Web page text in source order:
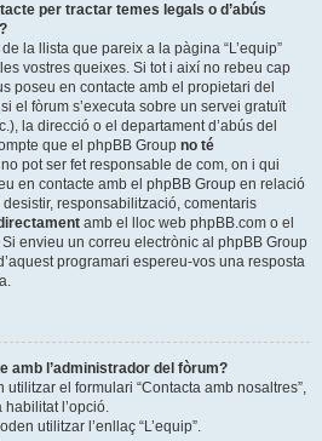
per tractar temes legals o d’abús
la llista que pareix a la pàgina “L’equip”
vostres queixes. Si tot i així no rebeu cap
poseu en contacte amb el propietari del
el fòrum s’executa sobre un servei gratuït
la direcció o el departament d’abús del
que el phpBB Group no té
pot ser fet responsable de com, on i qui
en contacte amb el phpBB Group en relació
responsabilització, comentaris
amb el lloc web phpBB.com o el
envieu un correu electrònic al phpBB Group
programari espereu-vos una resposta
amb l’administrador del fòrum?
el formulari “Contacta amb nosaltres”,
habilitat l’opció.
utilitzar l’enllaç “L’equip”.